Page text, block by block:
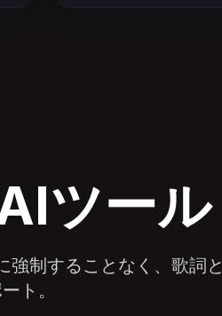
ツール
強制することなく、歌詞と
ト。